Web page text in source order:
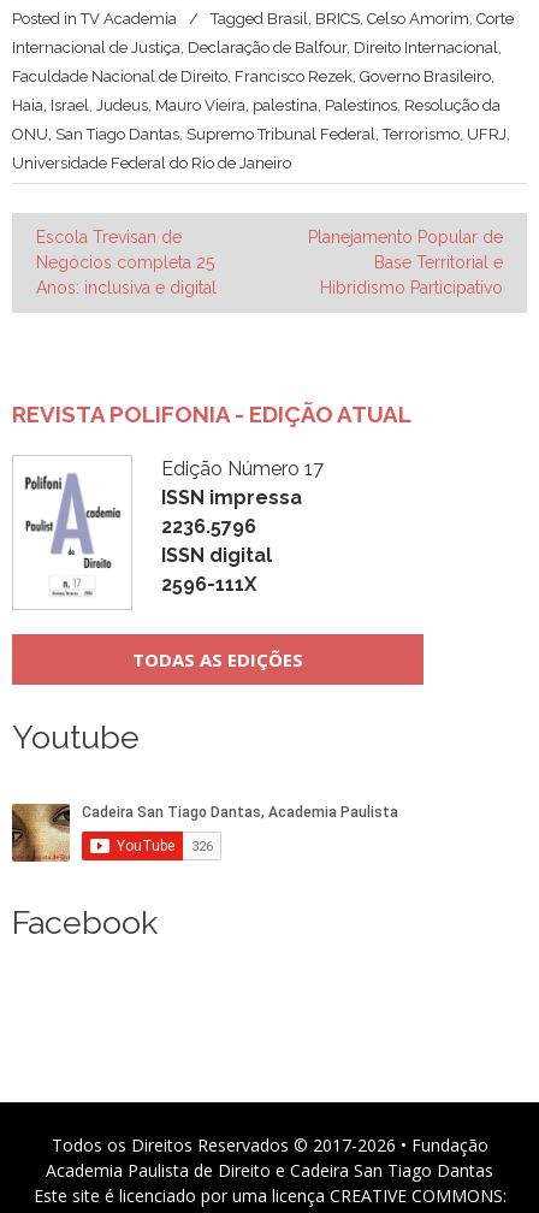
Posted inTV Academia Tagged Brasil, BRICS, Celso Amorim, Corte
Internacional de Justiça, Declaração de Balfour, Direito Internacional,
Faculdade Nacional de Direito, Francisco Rezek, Governo Brasileiro,
Haia, Israel, Judeus, Mauro Vieira, palestina, Palestinos, Resolução da
ONU, San Tiago Dantas, Supremo Tribunal Federal,Terrorismo, UFRJ,
Universidade Federal do Rio de Janeiro
Navegação
de
Post
Escola Trevisan de
Negócios completa 25
Anos: inclusiva e digital
Planejamento Popular de
Base Territorial e
Hibridismo Participativo
REVISTA POLIFONIA - EDIÇÃO ATUAL
Edição Número 17
ISSN impressa
2236.5796
ISSN digital
2596-111X
TODAS AS EDIÇÕES
Youtube
Facebook
Todos os Direitos Reservados © 2017-2026 • Fundação
Academia Paulista de Direito e Cadeira San Tiago Dantas
Este site é licenciado por uma licença CREATIVE COMMONS: